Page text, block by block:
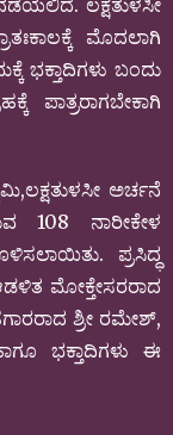
ಲಕ್ಷತುಳಸೀ
ಮೊದಲಾಗಿ
ಭಕ್ತಾದಿಗಳು ಬಂದು
ಪಾತ್ರರಾಗಬೇಕಾಗಿ
ಅರ್ಚನೆ
108 ನಾರೀಕೇಳ
ಪ್ರಸಿದ್ಧ
ಮೋಕ್ತೇಸರರಾದ
ಶ್ರೀ ರಮೇಶ್,
ಭಕ್ತಾದಿಗಳು ಈ